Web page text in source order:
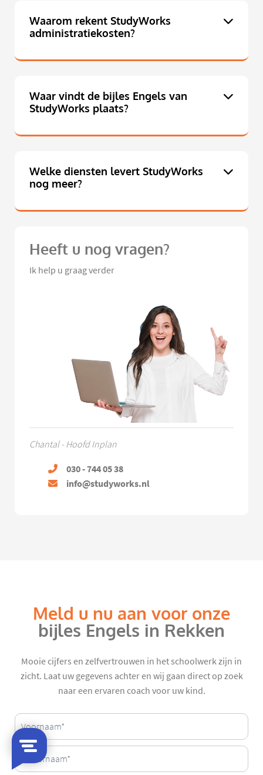
Waarom rekent StudyWorks
administratiekosten?
Waar vindt de bijles Engels van
StudyWorks plaats?
Welke diensten levert StudyWorks
nog meer?
Heeft u nog vragen?
Ik help u graag verder
Chantal - Hoofd Inplan
030 - 744 05 38
info@studyworks.nl
Meld u nu aan voor onze
bijles Engels in Rekken
Mooie cijfers en zelfvertrouwen in het schoolwerk zijn in
zicht. Laat uw gegevens achter en wij gaan direct op zoek
naar een ervaren coach voor uw kind.